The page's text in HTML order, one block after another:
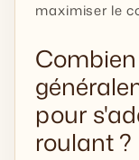
maximiser le
pour
roulant ?